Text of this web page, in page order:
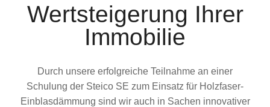
Wertsteigerung Ihrer
Immobilie
Durch unsere erfolgreiche Teilnahme an einer
Schulung der Steico SE zum Einsatz für Holzfaser-
Einblasdämmung sind wir auch in Sachen innovativer